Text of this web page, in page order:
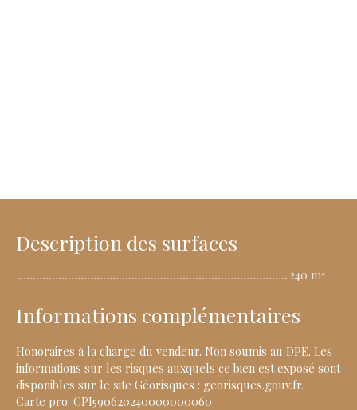
Description des surfaces
240 m²
Informations complémentaires
Honoraires à la charge du vendeur. Non soumis au DPE. Les
informations sur les risques auxquels ce bien est exposé sont
disponibles sur le site Géorisques : georisques.gouv.fr.
Carte pro. CPI590620240000000060